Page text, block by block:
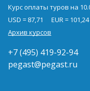
Курс оплаты туров на
USD = 87,71
EUR = 101,24
Архив курсов
+7 (495) 419-92-94
pegast@pegast.ru